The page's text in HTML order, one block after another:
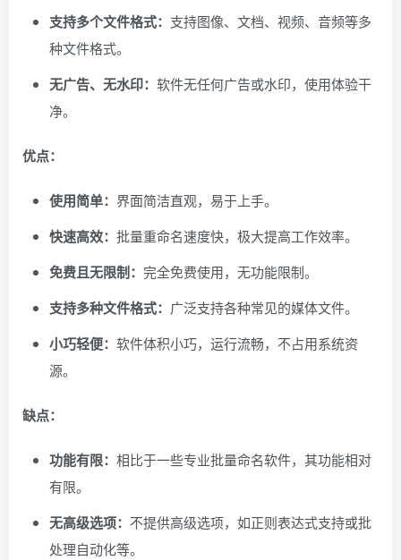
支持多个文件格式： 支持图像、文档、视频、音频等多
种文件格式。
无广告、无水印： 软件无任何广告或水印，使用体验干
净。
优点：
使用简单： 界面简洁直观，易于上手。
快速高效： 批量重命名速度快，极大提高工作效率。
免费且无限制： 完全免费使用，无功能限制。
支持多种文件格式： 广泛支持各种常见的媒体文件。
小巧轻便： 软件体积小巧，运行流畅，不占用系统资
源。
缺点：
功能有限： 相比于一些专业批量命名软件，其功能相对
有限。
无高级选项： 不提供高级选项，如正则表达式支持或批
处理自动化等。